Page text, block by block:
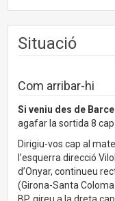
Situació
Com arribar-hi
Si veniu des de
agafar la sortida 8 cap
Dirigiu-vos cap al
l’esquerra direcció
d’Onyar, continueu
(Girona-Santa